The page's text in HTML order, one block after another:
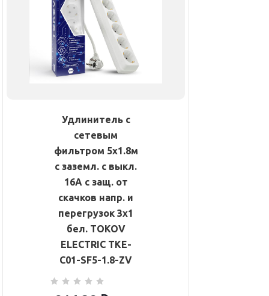
Удлинитель с
сетевым
фильтром 5х1.8м
с заземл. с выкл.
16А с защ. от
скачков напр. и
перегрузок 3х1
бел. TOKOV
ELECTRIC TKE-
C01-SF5-1.8-ZV